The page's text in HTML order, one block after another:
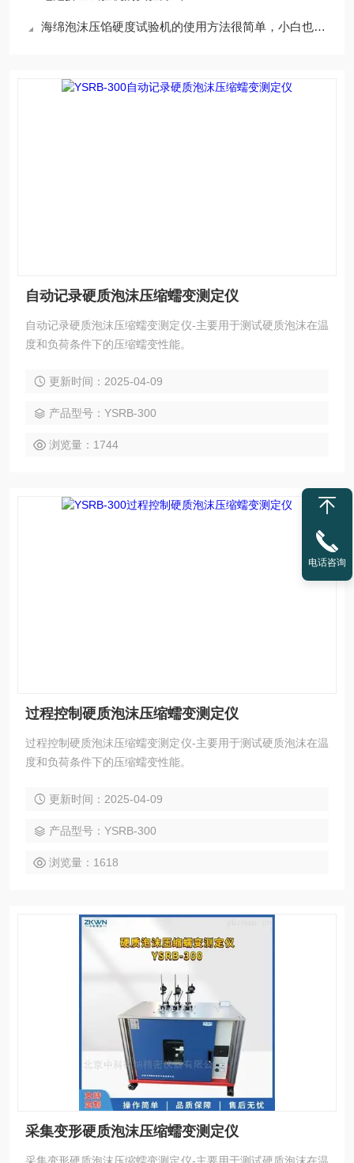
海绵泡沫压馅硬度试验机的使用方法很简单，小白也能看懂
自动记录硬质泡沫压缩蠕变测定仪
自动记录硬质泡沫压缩蠕变测定仪-主要用于测试硬质泡沫在温
度和负荷条件下的压缩蠕变性能。
更新时间：2025-04-09
产品型号：YSRB-300
浏览量：1744
过程控制硬质泡沫压缩蠕变测定仪
过程控制硬质泡沫压缩蠕变测定仪-主要用于测试硬质泡沫在温
度和负荷条件下的压缩蠕变性能。
更新时间：2025-04-09
产品型号：YSRB-300
浏览量：1618
采集变形硬质泡沫压缩蠕变测定仪
电话咨询